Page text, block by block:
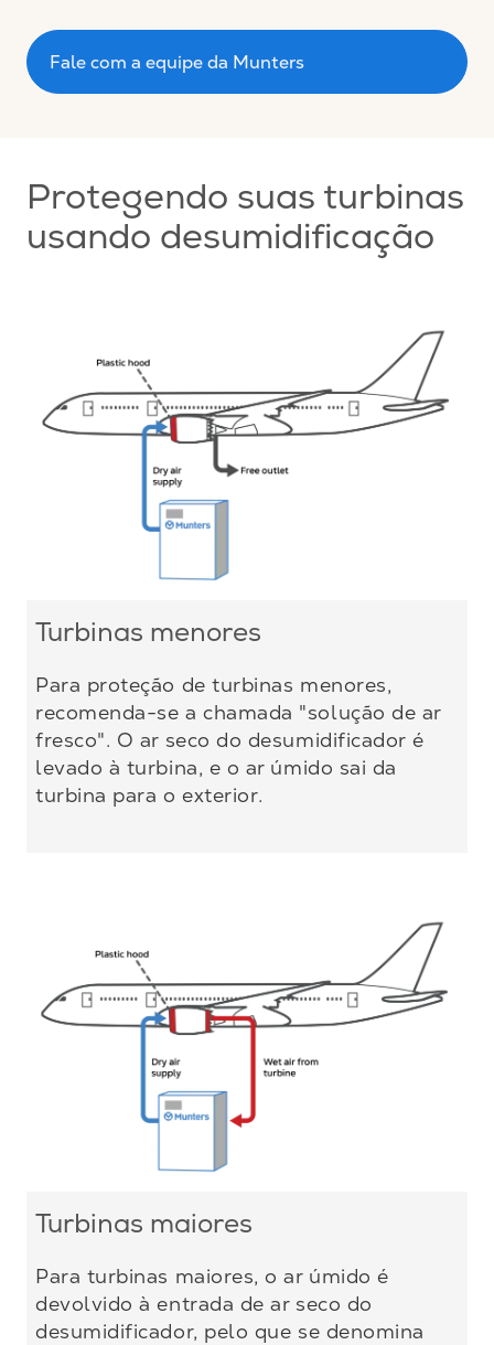
Fale com a equipe da Munters
Protegendo suas turbinas
usando desumidificação
Turbinas menores
Para proteção de turbinas menores,
recomenda-se a chamada "solução de ar
fresco". O ar seco do desumidificador é
levado à turbina, e o ar úmido sai da
turbina para o exterior.
Turbinas maiores
Para turbinas maiores, o ar úmido é
devolvido à entrada de ar seco do
desumidificador, pelo que se denomina